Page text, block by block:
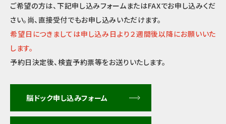
ご希望の方は、下記申し込みフォームまたはFAXでお申し込みくだ
さい。尚、直接受付でもお申し込みいただけます。
希望日につきましては申し込み日より２週間後以降にお願いいた
します。
予約日決定後、検査予約票等をお送りいたします。
脳ドック申し込みフォーム